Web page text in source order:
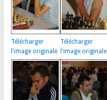
Télécharger
l'image originale
Télécharger
l'image originale